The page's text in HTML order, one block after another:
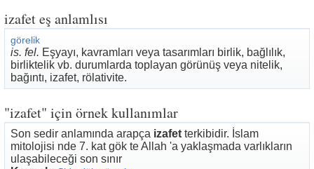
izafet eş anlamlısı
görelik
is. fel. Eşyayı, kavramları veya tasarımları birlik, bağlılık,
birliktelik vb. durumlarda toplayan görünüş veya nitelik,
bağıntı, izafet, rölativite.
"izafet" için örnek kullanımlar
Son sedir anlamında arapça izafet terkibidir. İslam
mitolojisi nde 7. kat gök te Allah 'a yaklaşmada varlıkların
ulaşabileceği son sınır